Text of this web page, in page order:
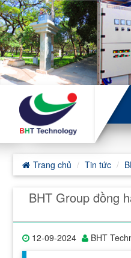
Trang chủ Tin tức
BHT Group đồng
12-09-2024 BHT